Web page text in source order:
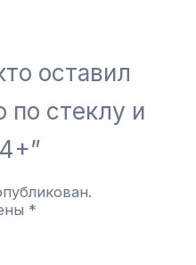
оставил
по стеклу и
*